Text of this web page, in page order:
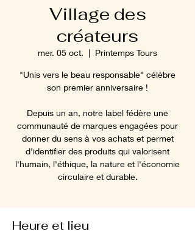
Village des
créateurs
mer. 05 oct.
  |
Printemps Tours
"Unis vers le beau responsable" célèbre
son premier anniversaire !
Depuis un an, notre label fédère une
communauté de marques engagées pour
donner du sens à vos achats et permet
d'identifier des produits qui valorisent
l'humain, l'éthique, la nature et l'économie
circulaire et durable.
Heure et lieu